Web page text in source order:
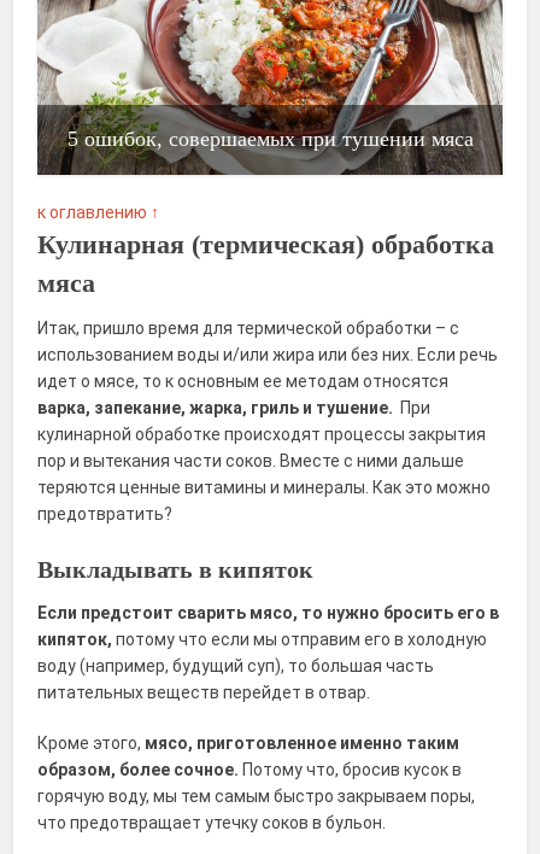
5 ошибок, совершаемых при тушении мяса
к оглавлению ↑
Кулинарная (термическая) обработка
мяса
Итак, пришло время для термической обработки – с
использованием воды и/или жира или без них. Если речь
идет о мясе, то к основным ее методам относятся
варка, запекание, жарка, гриль и тушение. При
кулинарной обработке происходят процессы закрытия
пор и вытекания части соков. Вместе с ними дальше
теряются ценные витамины и минералы. Как это можно
предотвратить?
Выкладывать в кипяток
Если предстоит сварить мясо, то нужно бросить его в
кипяток, потому что если мы отправим его в холодную
воду (например, будущий суп), то большая часть
питательных веществ перейдет в отвар.
Кроме этого, мясо, приготовленное именно таким
образом, более сочное. Потому что, бросив кусок в
горячую воду, мы тем самым быстро закрываем поры,
что предотвращает утечку соков в бульон.